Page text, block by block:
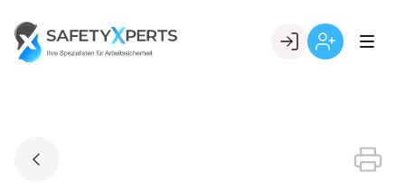
content
Go to landing page.